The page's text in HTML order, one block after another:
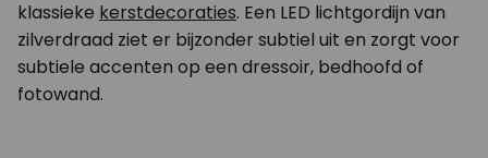
klassieke kerstdecoraties. Een LED lichtgordijn van
zilverdraad ziet er bijzonder subtiel uit en zorgt voor
subtiele accenten op een dressoir, bedhoofd of
fotowand.